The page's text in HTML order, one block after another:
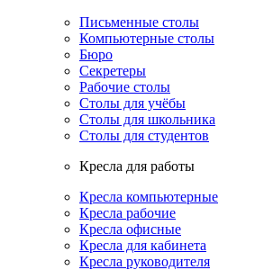
Письменные столы
Компьютерные столы
Бюро
Секретеры
Рабочие столы
Столы для учёбы
Столы для школьника
Столы для студентов
Кресла для работы
Кресла компьютерные
Кресла рабочие
Кресла офисные
Кресла для кабинета
Кресла руководителя